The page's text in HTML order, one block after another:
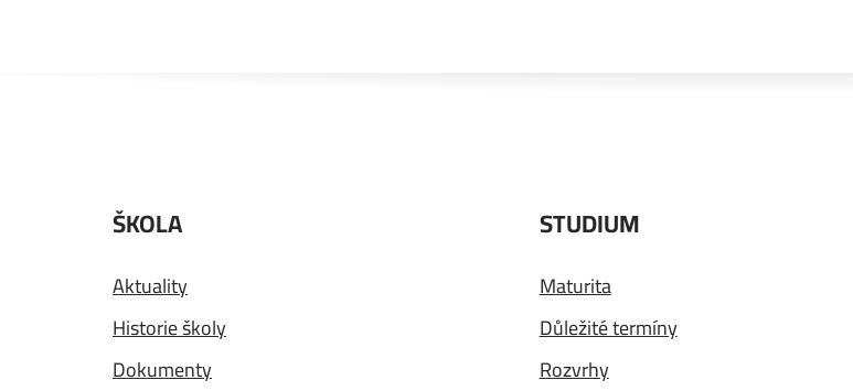
ŠKOLA
Aktuality
Historie školy
Dokumenty
STUDIUM
Maturita
Důležité termíny
Rozvrhy